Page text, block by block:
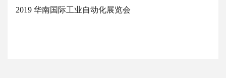
2019 华南国际工业自动化展览会